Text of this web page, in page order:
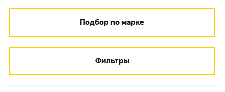
Подбор по марке
Фильтры